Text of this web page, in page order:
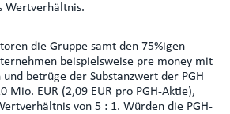
Wertverhältnis.
die Gruppe samt den 75%igen
beispielsweise pre money mit
betrüge der Substanzwert der PGH
Mio. EUR (2,09 EUR pro PGH-Aktie),
von 5 : 1. Würden die PGH-